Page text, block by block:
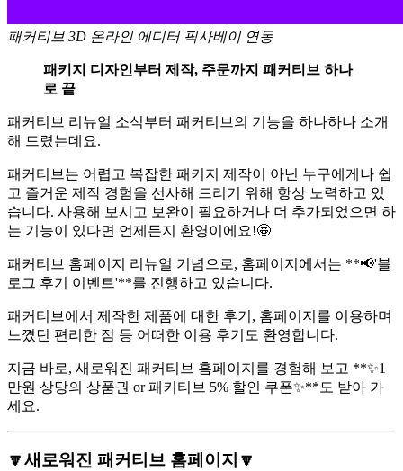
패커티브 3D 온라인 에디터 픽사베이 연동
패키지 디자인부터 제작, 주문까지 패커티브 하나
로 끝
패커티브 리뉴얼 소식부터 패커티브의 기능을 하나하나 소개
해 드렸는데요.
패커티브는 어렵고 복잡한 패키지 제작이 아닌 누구에게나 쉽
고 즐거운 제작 경험을 선사해 드리기 위해 항상 노력하고 있
습니다. 사용해 보시고 보완이 필요하거나 더 추가되었으면 하
는 기능이 있다면 언제든지 환영이에요!🤩
패커티브 홈페이지 리뉴얼 기념으로, 홈페이지에서는 **📢'블
로그 후기 이벤트'**를 진행하고 있습니다.
패커티브에서 제작한 제품에 대한 후기, 홈페이지를 이용하며
느꼈던 편리한 점 등 어떠한 이용 후기도 환영합니다.
지금 바로, 새로워진 패커티브 홈페이지를 경험해 보고 **✨1
만원 상당의 상품권 or 패커티브 5% 할인 쿠폰✨**도 받아 가
세요.
🔽새로워진 패커티브 홈페이지🔽